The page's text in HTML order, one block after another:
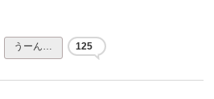
うーん… 125